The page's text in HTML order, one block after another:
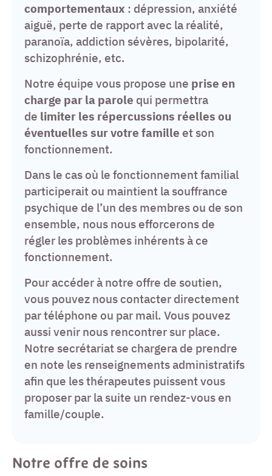
comportementaux : dépression, anxiété
aiguë, perte de rapport avec la réalité,
paranoïa, addiction sévères, bipolarité,
schizophrénie, etc.
Notre équipe vous propose une prise en
charge par la parole qui permettra
de limiter les répercussions réelles ou
éventuelles sur votre famille et son
fonctionnement.
Dans le cas où le fonctionnement familial
participerait ou maintient la souffrance
psychique de l’un des membres ou de son
ensemble, nous nous efforcerons de
régler les problèmes inhérents à ce
fonctionnement.
Pour accéder à notre offre de soutien,
vous pouvez nous contacter directement
par téléphone ou par mail. Vous pouvez
aussi venir nous rencontrer sur place.
Notre secrétariat se chargera de prendre
en note les renseignements administratifs
afin que les thérapeutes puissent vous
proposer par la suite un rendez-vous en
famille/couple.
Notre offre de soins